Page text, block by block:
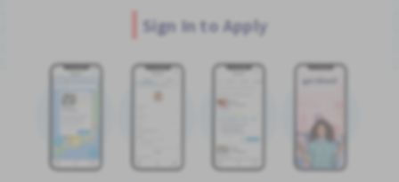
Sign In to Apply